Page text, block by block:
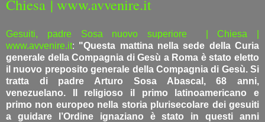
Chiesa | www.avvenire.it
Gesuiti, padre Sosa nuovo superiore | Chiesa |
www.avvenire.it: "Questa mattina nella sede della Curia
generale della Compagnia di Gesù a Roma è stato eletto
il nuovo preposito generale della Compagnia di Gesù. Si
tratta di padre Arturo Sosa Abascal, 68 anni,
venezuelano. Il religioso il primo latinoamericano e
primo non europeo nella storia plurisecolare dei gesuiti
a guidare l’Ordine ignaziano è stato in questi anni